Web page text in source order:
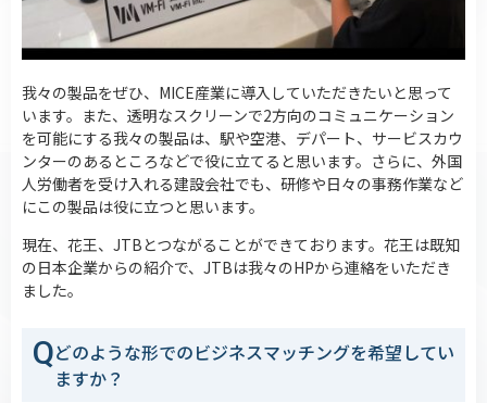
我々の製品をぜひ、MICE産業に導入していただきたいと思って
います。また、透明なスクリーンで2方向のコミュニケーション
を可能にする我々の製品は、駅や空港、デパート、サービスカウ
ンターのあるところなどで役に立てると思います。さらに、外国
人労働者を受け入れる建設会社でも、研修や日々の事務作業など
にこの製品は役に立つと思います。
現在、花王、JTBとつながることができております。花王は既知
の日本企業からの紹介で、JTBは我々のHPから連絡をいただき
ました。
Qどのような形でのビジネスマッチングを希望してい
ますか？